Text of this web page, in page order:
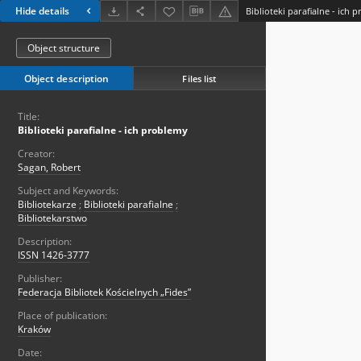
Hide details Biblioteki parafialne - ich
Object structure
Object description Files list
Title:
Biblioteki parafialne - ich problemy
Creator:
Sagan, Robert
Subject and Keywords:
Bibliotekarze ; Biblioteki parafialne ;
Bibliotekarstwo
Description:
ISSN 1426-3777
Publisher:
Federacja Bibliotek Kościelnych „Fides”
Place of publication:
Kraków
Date: